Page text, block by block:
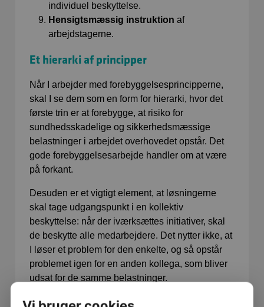
individuel beskyttelse.
Hensigtsmæssig instruktion af
arbejdstagerne.
Et hierarki af principper
Når I arbejder med forebyggelsesprincipperne,
skal I se dem som en form for hierarki, hvor det
første trin er at forebygge, at risiko for
sundhedsskadelige og sikkerhedsmæssige
belastninger i arbejdet overhovedet opstår. Det
gode forebyggelsesarbejde handler om at være
på forkant.
Desuden er et vigtigt element, at løsningerne
skal tage udgangspunkt i en kollektiv
beskyttelse: når der iværksættes initiativer, skal
de beskytte alle medarbejdere. Det nytter ikke, at
I løser et problem for den enkelte, og så opstår
problemet igen for en anden kollega, som bliver
udsat for de samme belastninger.